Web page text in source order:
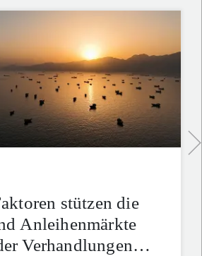
stützen die
Anleihenmärkte
Verhandlungen